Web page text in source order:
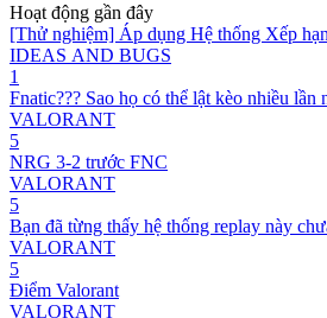
Hoạt động gần đây
[Thử nghiệm] Áp dụng Hệ thống Xếp
IDEAS AND BUGS
1
Fnatic??? Sao họ có thể lật kèo nhiều lần
VALORANT
5
NRG 3-2 trước FNC
VALORANT
5
Bạn đã từng thấy hệ thống replay này
VALORANT
5
Điểm Valorant
VALORANT